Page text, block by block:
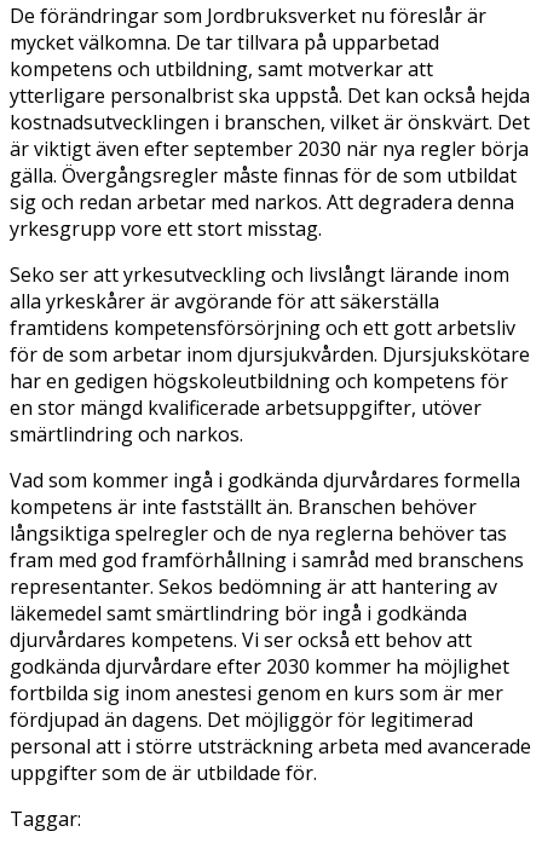
De förändringar som Jordbruksverket nu föreslår är
mycket välkomna. De tar tillvara på upparbetad
kompetens och utbildning, samt motverkar att
ytterligare personalbrist ska uppstå. Det kan också hejda
kostnadsutvecklingen i branschen, vilket är önskvärt. Det
är viktigt även efter september 2030 när nya regler börja
gälla. Övergångsregler måste finnas för de som utbildat
sig och redan arbetar med narkos. Att degradera denna
yrkesgrupp vore ett stort misstag.
Seko ser att yrkesutveckling och livslångt lärande inom
alla yrkeskårer är avgörande för att säkerställa
framtidens kompetensförsörjning och ett gott arbetsliv
för de som arbetar inom djursjukvården. Djursjukskötare
har en gedigen högskoleutbildning och kompetens för
en stor mängd kvalificerade arbetsuppgifter, utöver
smärtlindring och narkos.
Vad som kommer ingå i godkända djurvårdares formella
kompetens är inte fastställt än. Branschen behöver
långsiktiga spelregler och de nya reglerna behöver tas
fram med god framförhållning i samråd med branschens
representanter. Sekos bedömning är att hantering av
läkemedel samt smärtlindring bör ingå i godkända
djurvårdares kompetens. Vi ser också ett behov att
godkända djurvårdare efter 2030 kommer ha möjlighet
fortbilda sig inom anestesi genom en kurs som är mer
fördjupad än dagens. Det möjliggör för legitimerad
personal att i större utsträckning arbeta med avancerade
uppgifter som de är utbildade för.
Taggar: